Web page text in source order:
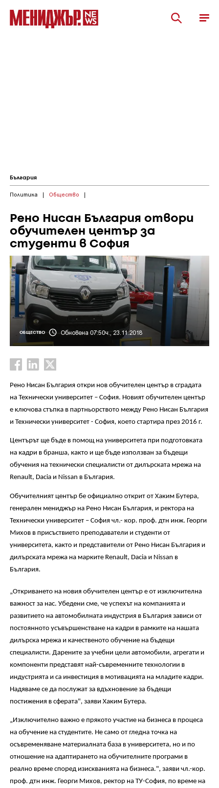
България
Политика | Общество |
Рено Нисан България отвори
обучителен център за
студенти в София
ОБЩЕСТВО Обновена 07:50ч., 23.11.2018
Рено Нисан България откри нов обучителен център в сградата
на Технически университет – София. Новият обучителен център
е ключова стъпка в партньорството между Рено Нисан България
и Технически университет - София, което стартира през 2016 г.
Центърът ще бъде в помощ на университета при подготовката
на кадри в бранша, както и ще бъде използван за бъдещи
обучения на технически специалисти от дилърската мрежа на
Renault, Dacia и Nissan в България.
Обучителният център бе официално открит от Хаким Бутера,
генерален мениджър на Рено Нисан България, и ректора на
Технически университет – София чл.- кор. проф. дтн инж. Георги
Михов в присъствието преподаватели и студенти от
университета, както и представители от Рено Нисан България и
дилърската мрежа на марките Renault, Dacia и Nissan в
България.
„Откриването на новия обучителен център е от изключителна
важност за нас. Убедени сме, че успехът на компанията и
развитието на автомобилната индустрия в България зависи от
постоянното усъвършенстване на кадри в рамките на нашата
дилърска мрежа и качественото обучение на бъдещи
специалисти. Дарените за учебни цели автомобили, агрегати и
компоненти представят най-съвременните технологии в
индустрията и са инвестиция в мотивацията на младите кадри.
Надяваме се да послужат за вдъхновение за бъдещи
постижения в сферата", заяви Хаким Бутера.
„Изключително важно е прякото участие на бизнеса в процеса
на обучение на студентите. Не само от гледна точка на
осъвременяване материалната база в университета, но и по
отношение на адаптирането на обучителните програми в
реално време според изискванията на бизнеса.", заяви чл.-кор.
проф. дтн инж. Георги Михов, ректор на ТУ-София, по време на